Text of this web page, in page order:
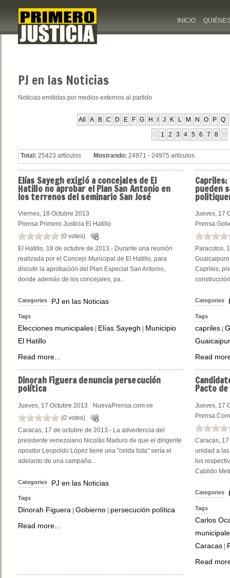
INICIO
PJ en las Noticias
Noticias emitidas por medios externos al partido
All A B C D E F G H J K L M N O P Q
0 1 2 3 4 5 6 7 8 9
Total: 25423 artículos Mostrando: 24971 - 24975 artículos
Elías Sayegh exigió a concejales de El
Hatillo no aprobar el Plan San Antonio en
los terrenos del seminario San José
Viernes, 18 Octubre 2013
Prensa Primero Justicia El Hatillo
(0 votes)
El Hatillo, 18 de octubre de 2013.- Durante una reunión
realizada por el Concejo Municipal de El Hatillo, para
discutir la aprobación del Plan Especial San Antonio,
donde además de los concejales, pa...
Categories PJ en las Noticias
Tags
Elecciones municipales Elías Sayegh
Municipio
El Hatillo
Read more...
Capriles:
pueden
Jueves, 17
Prensa
Paracotos,
Capriles,
Categories
Tags
capriles|
Read
DinorahFiguera denuncia persecución
política
Jueves, 17 Octubre 2013
NuevaPrensa.com.ve
(0 votes)
Caracas, 17 de octubre de 2013.- La advertencia del
presidente venezolano Nicolás Maduro de que el dirigente
opositor Leopoldo López tiene una "celda lista" sería el
adelanto de una campaña...
Categories PJ en las Noticias
Tags
Dinorah Figuera | Gobierno | persecución política
Read more...
Pacto
Jueves, 17
Prensa
Caracas,
unidad a
los
Cabildo
Categories
Tags
Carlos
Caracas|
Read